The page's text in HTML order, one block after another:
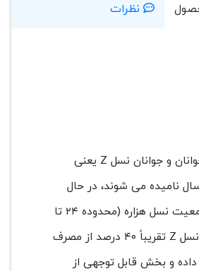
نظرات
امروزه جمعیت نوجوانان و جوانان نسل Z یعنی
۱۳ تا ۲۴ سال نامیده می شوند، در حال
پیشی گرفتن از جمعیت نسل هزاره (محدوده ۲۴ تا
۳۸ سال) هستند. نسل Z تقریباً ۴۰ درصد از مصرف
و بخش قابل توجهی از